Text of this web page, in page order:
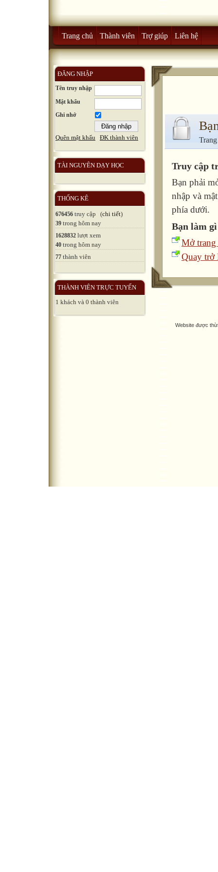
Trang chủ Thành viên Trợ giúp Liên hệ
ĐĂNG NHẬP
Tên truy nhập
Mật khẩu
Ghi nhớ
Quên mật khẩu ĐK thành viên
TÀI NGUYÊN DẠY HỌC
THỐNG KÊ
676456 truy cập (chi tiết)
39 trong hôm nay
1628832 lượt xem
40 trong hôm nay
77 thành viên
THÀNH VIÊN TRỰC TUYẾN
1 khách và 0 thành viên
Truy cập
Bạn phải
nhập và
phía dưới.
Bạn làm
Mở trang
Quay trở
Website được